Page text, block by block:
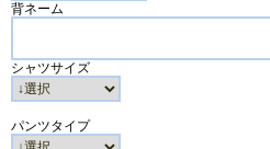
背ネーム
シャツサイズ
パンツタイプ